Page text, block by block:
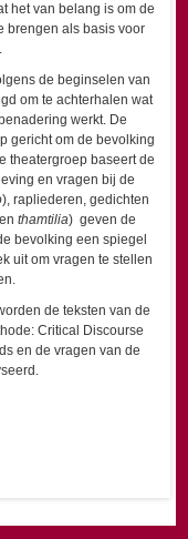
het van belang is om de
brengen als basis voor
de beginselen van
om te achterhalen wat
werkt. De
gericht om de bevolking
theatergroep baseert de
en vragen bij de
), rapliederen, gedichten
en thamtilia) geven de
bevolking een spiegel
uit om vragen te stellen
de teksten van de
Critical Discourse
en de vragen van de